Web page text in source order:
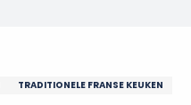
TRADITIONELE FRANSE KEUKEN